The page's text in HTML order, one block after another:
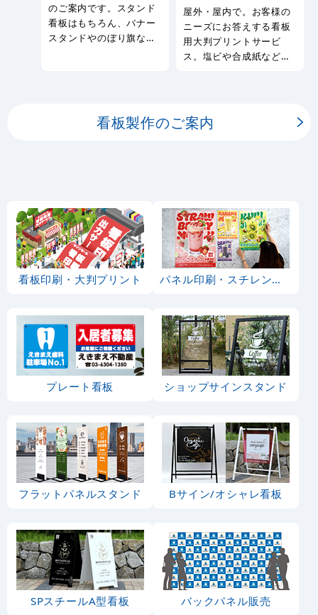
のご案内です。スタンド
看板はもちろん、バナー
スタンドやのぼり旗など
屋外・屋内で。お客様の
ニーズにお答えする看板
用大判プリントサービ
ス。塩ビや合成紙など看
看板製作のご案内
看板印刷・大判プリント パネル印刷・スチレンボード
プレート看板 ショップサインスタンド
フラットパネルスタンド Bサイン/オシャレ看板
SPスチールA型看板 バックパネル販売